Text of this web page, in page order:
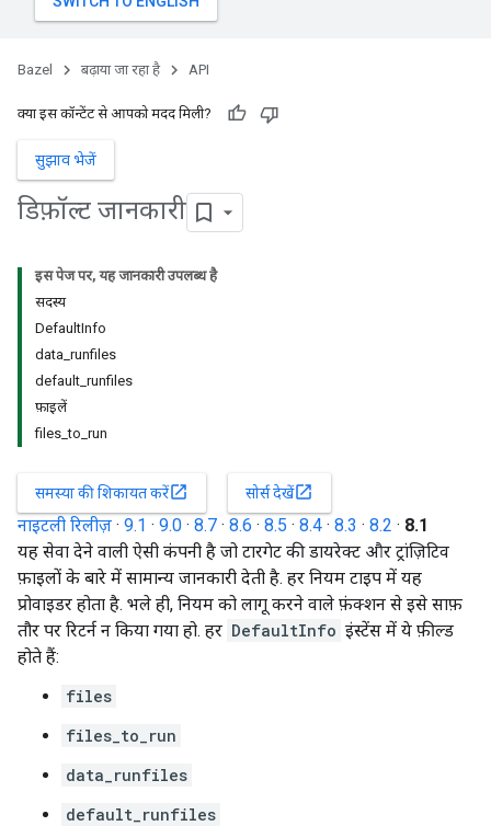
Bazel बढ़ाया जा रहा है API
क्या इस कॉन्टेंट से आपको मदद मिली?
सुझाव भेजें
डिफ़ॉल्ट जानकारी
इस पेज पर, यह जानकारी उपलब्ध है
सदस्य
DefaultInfo
data_runfiles
default_runfiles
फ़ाइलें
files_to_run
समस्या की शिकायत करेंopen_in_new सोर्स देखेंopen_in_new
नाइटली रिलीज़ · 9.1 · 9.0 · 8.7 · 8.6 · 8.5 · 8.4 · 8.3 · 8.2 · 8.1
यह सेवा देने वाली ऐसी कंपनी है जो टारगेट की डायरेक्ट और ट्रांज़िटिव
फ़ाइलों के बारे में सामान्य जानकारी देती है. हर नियम टाइप में यह
प्रोवाइडर होता है. भले ही, नियम को लागू करने वाले फ़ंक्शन से इसे साफ़
तौर पर रिटर्न न किया गया हो. हर DefaultInfo इंस्टेंस में ये फ़ील्ड
होते हैं:
files
files_to_run
data_runfiles
default_runfiles